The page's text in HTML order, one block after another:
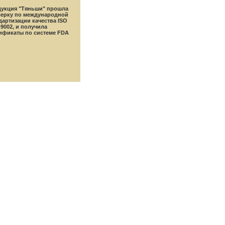
"Тяньши" прошла
по международной
качества ISO
9002, и получила
по системе FDA